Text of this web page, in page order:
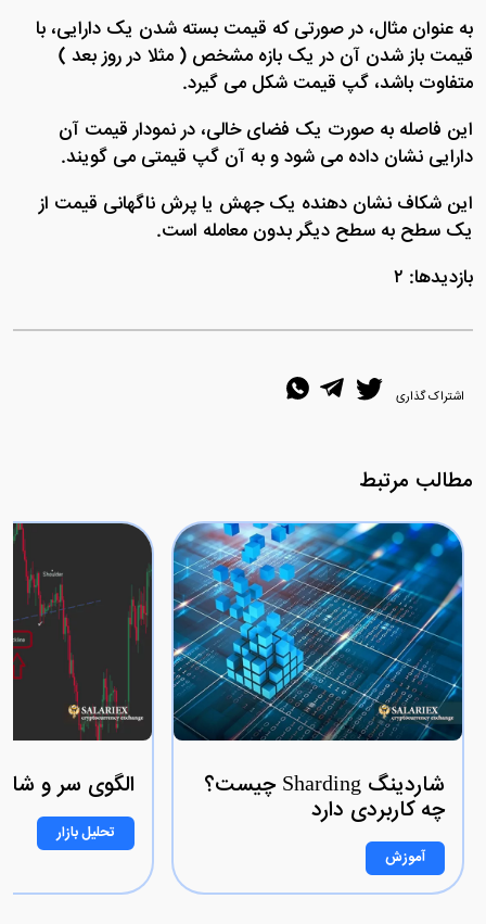
به عنوان مثال، در صورتی که قیمت بسته شدن یک دارایی، با
قیمت باز شدن آن در یک بازه مشخص ( مثلا در روز بعد )
متفاوت باشد، گپ قیمت شکل می گیرد.
این فاصله به صورت یک فضای خالی، در نمودار قیمت آن
دارایی نشان داده می شود و به آن گپ قیمتی می گویند.
این شکاف نشان‌ دهنده یک جهش یا پرش ناگهانی قیمت از
یک سطح به سطح دیگر بدون معامله است.
بازدیدها: ۲
اشتراک گذاری
مطالب مرتبط
شاردینگ Sharding چیست؟
چه کاربردی دارد
آموزش
الگوی سر و
تحلیل بازار